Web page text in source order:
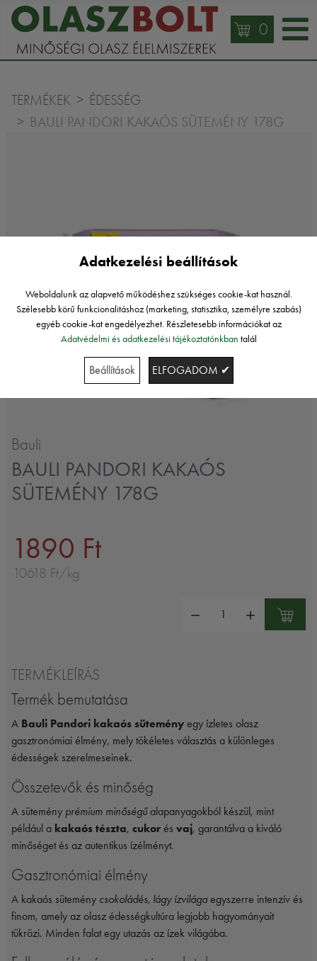
0
TERMÉKEK ÉDESSÉG
BAULI PANDORI KAKAÓS SÜTEMÉNY 178G
Bauli
BAULI PANDORI KAKAÓS
SÜTEMÉNY 178G
1890 Ft
10618 Ft/kg
TERMÉKLEÍRÁS
Termék bemutatása
A Bauli Pandori kakaós sütemény egy ízletes olasz
gasztronómiai élmény, mely tökéletes választás a különleges
édességek szerelmeseinek.
Összetevők és minőség
A sütemény prémium minőségűalapanyagokból készül, mint
például a kakaós tészta, cukor és vaj, garantálva a kiváló
minőséget és az autentikus ízélményt.
Gasztronómiai élmény
A kakaós sütemény csokoládés, lágy ízvilága egyszerre intenzív és
finom, amely az olasz édességkultúra legjobb hagyományait
tükrözi. Minden falat egy utazás az ízek világába.
Adatkezelési beállítások
Weboldalunk az alapvető működéshez szükséges cookie-kat használ.
Szélesebb körű funkcionalitáshoz (marketing, statisztika, személyre szabás)
egyéb cookie-kat engedélyezhet. Részletesebb információkat az
Adatvédelmi és adatkezelési tájékoztatónkban talál
Beállítások ELFOGADOM ✔